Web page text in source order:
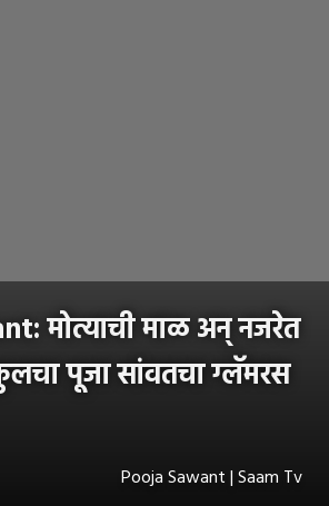
मोत्याची माळ अन् नजरेत
पूजा सांवतचा ग्लॅमरस
Pooja Sawant | Saam Tv